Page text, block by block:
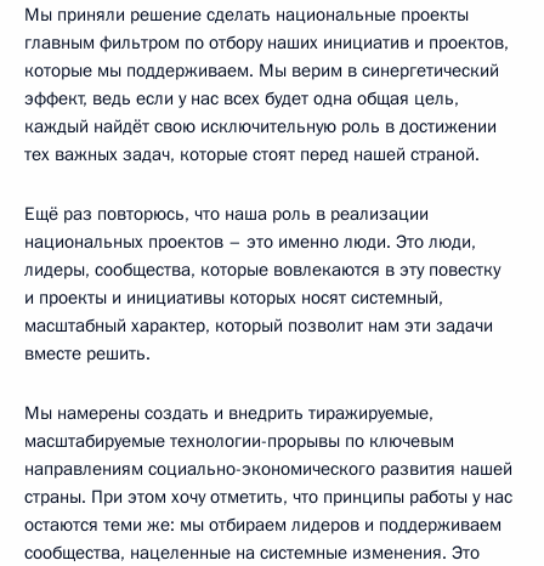
Мы приняли решение сделать национальные проекты
главным фильтром по отбору наших инициатив и проектов,
которые мы поддерживаем. Мы верим в синергетический
эффект, ведь если у нас всех будет одна общая цель,
каждый найдёт свою исключительную роль в достижении
тех важных задач, которые стоят перед нашей страной.
Ещё раз повторюсь, что наша роль в реализации
национальных проектов – это именно люди. Это люди,
лидеры, сообщества, которые вовлекаются в эту повестку
и проекты и инициативы которых носят системный,
масштабный характер, который позволит нам эти задачи
вместе решить.
Мы намерены создать и внедрить тиражируемые,
масштабируемые технологии-прорывы по ключевым
направлениям социально-экономического развития нашей
страны. При этом хочу отметить, что принципы работы у нас
остаются теми же: мы отбираем лидеров и поддерживаем
сообщества, нацеленные на системные изменения. Это